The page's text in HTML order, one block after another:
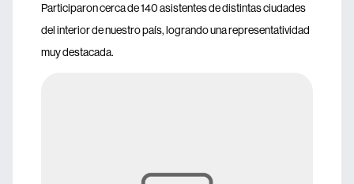
Participaron cerca de 140 asistentes de distintas ciudades
del interior de nuestro país, logrando una representatividad
muy destacada.